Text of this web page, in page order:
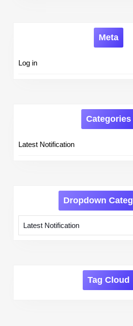
Meta
Log in
Categories
Latest Notification
Dropdown
Tag Cloud